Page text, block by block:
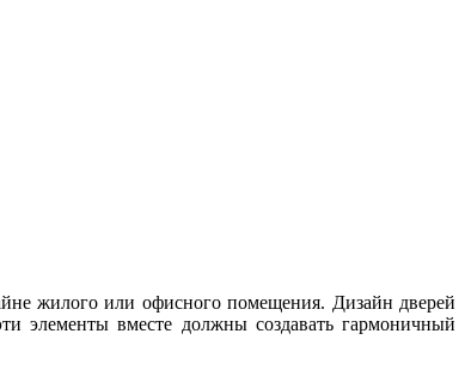
жилого или офисного помещения. Дизайн дверей
элементы вместе должны создавать гармоничный